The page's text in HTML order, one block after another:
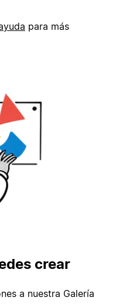
para más
crear
a nuestra Galería